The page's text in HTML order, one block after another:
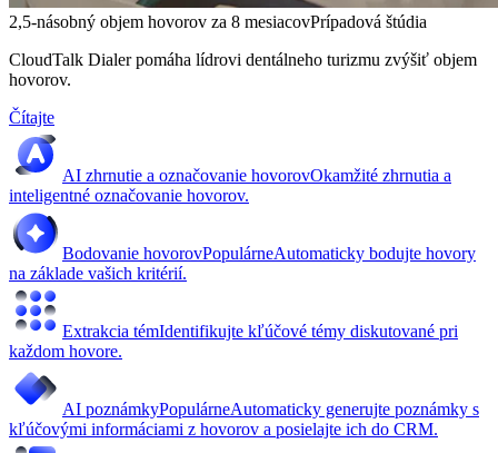
2,5-násobný objem hovorov za 8 mesiacovPrípadová štúdia
CloudTalk Dialer pomáha lídrovi dentálneho turizmu zvýšiť objem
hovorov.
Čítajte
AI zhrnutie a označovanie hovorovOkamžité zhrnutia a
inteligentné označovanie hovorov.
Bodovanie hovorovPopulárneAutomaticky bodujte hovory
na základe vašich kritérií.
Extrakcia témIdentifikujte kľúčové témy diskutované pri
každom hovore.
AI poznámkyPopulárneAutomaticky generujte poznámky s
kľúčovými informáciami z hovorov a posielajte ich do CRM.